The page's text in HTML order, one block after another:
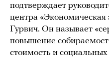
подтверждает
центра «Экономическая
Гурвич. Он называет
повышение
стоимость и социальных